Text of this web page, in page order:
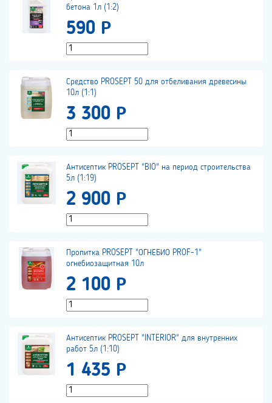
бетона 1л (1:2)
590 Р
Средство PROSEPT 50 для отбеливания древесины
10л (1:1)
3 300 Р
Антисептик PROSEPT "BIO" на период строительства
5л (1:19)
2 900 Р
Пропитка PROSEPT "ОГНЕБИО PROF-1"
огнебиозащитная 10л
2 100 Р
Антисептик PROSEPT "INTERIOR" для внутренних
работ 5л (1:10)
1 435 Р